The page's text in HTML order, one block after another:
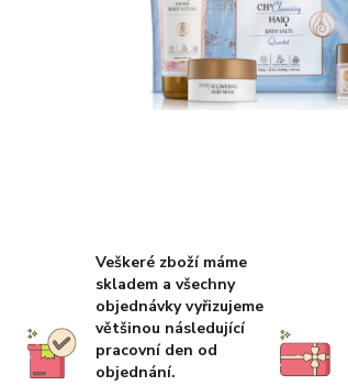
Veškeré zboží máme
skladem a všechny
objednávky vyřizujeme
většinou následující
pracovní den od
objednání.